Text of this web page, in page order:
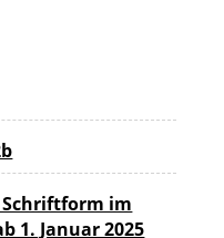
Schriftform im
1. Januar 2025